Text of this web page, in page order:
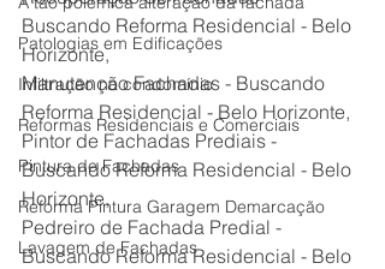
Patologias em Edificações
Infiltração no condomínio
Reformas Residenciais e Comerciais
Pintura de Fachadas
Reforma Pintura Garagem Demarcação
Lavagem de Fachadas
Buscando Reforma Residencial - Belo
Horizonte,
Manutenção Fachadas - Buscando
Reforma Residencial - Belo Horizonte,
Pintor de Fachadas Prediais -
Buscando Reforma Residencial - Belo
Horizonte,
Pedreiro de Fachada Predial -
Buscando Reforma Residencial - Belo